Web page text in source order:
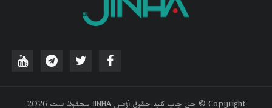
‫Copyright © حق چاپ کلیه حقوق آژانس JINHA محفوظ است 2026